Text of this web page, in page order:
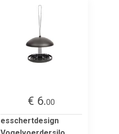
€ 6.00
esschertdesign